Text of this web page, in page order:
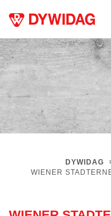
DYWIDAG
WIENER